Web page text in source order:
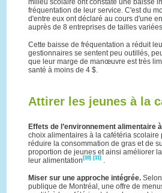
fréquentation de leur service. C'est du
d'entre eux ont déclaré au cours d'une
auprès de 8 entreprises de tailles variées
Cette baisse de fréquentation a réduit
gestionnaires se sentent peu outillés,
que leur marge de manœuvre est très
santé à moins de 4 $.
Attirer les jeunes à la
Effets de l’environnement alimentaire à
choix alimentaires à la cafétéria scolaire
réduire la consommation de gras et de
proportion de jeunes et ainsi améliorer
leur alimentation [10] [11] .
Miser sur une approche intégrée.Selon
publique de Montréal, une offre de